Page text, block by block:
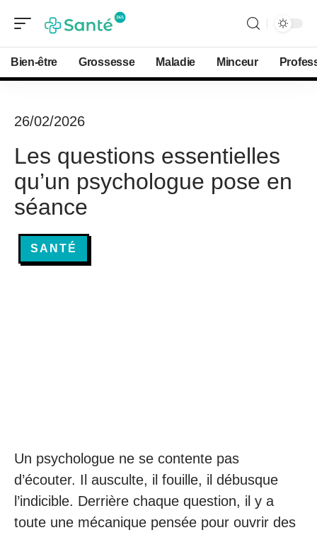
Bien-être Grossesse Maladie Minceur
26/02/2026
Les questions essentielles
qu’un psychologue pose en
séance
SANTÉ
Un psychologue ne se contente pas
d’écouter. Il ausculte, il fouille, il débusque
l’indicible. Derrière chaque question, il y a
toute une mécanique pensée pour ouvrir des